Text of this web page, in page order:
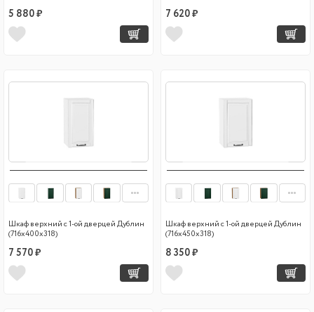
5 880 ₽ 7 620 ₽
Шкаф верхний с 1-ой дверцей Дублин
(716х400х318)
7 570 ₽
Шкаф верхний с 1-ой дверцей Дублин
(716х450х318)
8 350 ₽